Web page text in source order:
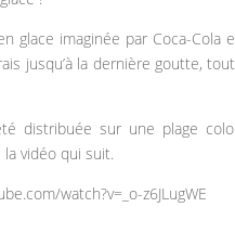
glace imaginée par Coca-
jusqu’à la dernière goutte,
distribuée sur une plage
vidéo qui suit.
watch?v=_o-z6JLugWE